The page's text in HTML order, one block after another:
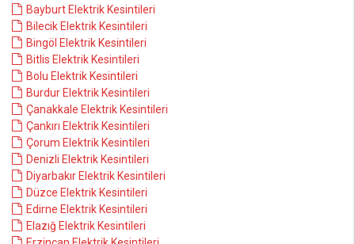
Bayburt Elektrik Kesintileri
Bilecik Elektrik Kesintileri
Bingöl Elektrik Kesintileri
Bitlis Elektrik Kesintileri
Bolu Elektrik Kesintileri
Burdur Elektrik Kesintileri
Çanakkale Elektrik Kesintileri
Çankırı Elektrik Kesintileri
Çorum Elektrik Kesintileri
Denizli Elektrik Kesintileri
Diyarbakır Elektrik Kesintileri
Düzce Elektrik Kesintileri
Edirne Elektrik Kesintileri
Elazığ Elektrik Kesintileri